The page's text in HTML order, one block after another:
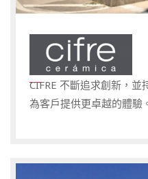
CIFRE 不斷追求創新，
為客戶提供更卓越的體驗